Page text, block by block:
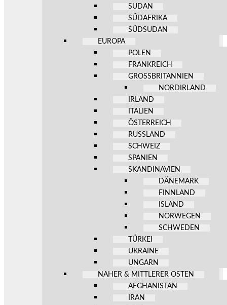
SUDAN
SÜDAFRIKA
SÜDSUDAN
EUROPA
POLEN
FRANKREICH
GROSSBRITANNIEN
NORDIRLAND
IRLAND
ITALIEN
ÖSTERREICH
RUSSLAND
SCHWEIZ
SPANIEN
SKANDINAVIEN
DÄNEMARK
FINNLAND
ISLAND
NORWEGEN
SCHWEDEN
TÜRKEI
UKRAINE
UNGARN
NAHER & MITTLERER OSTEN
AFGHANISTAN
IRAN